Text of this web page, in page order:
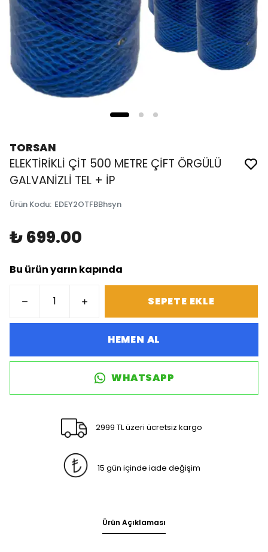
TORSAN
ELEKTİRİKLİ ÇİT 500 METRE ÇİFT ÖRGÜLÜ
GALVANİZLİ TEL + İP
Ürün Kodu: EDEY2OTFBBhsyn
₺ 699.00
Bu ürün yarın kapında
SEPETE EKLE
HEMEN AL
WHATSAPP
2999 TL üzeri ücretsiz kargo
15 gün içinde iade değişim
Ürün Açıklaması